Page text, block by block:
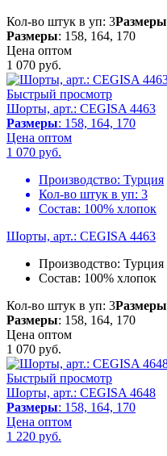
Кол-во штук в уп: 3Размеры
Размеры: 158, 164, 170
Цена оптом
1 070 руб.
Быстрый просмотр
Шорты, арт.: CEGISA 4463
Размеры: 158, 164, 170
Цена оптом
1 070 руб.
Производство: Турция
Кол-во штук в уп: 3
Состав: 100% хлопок
Шорты, арт.: CEGISA 4463
Производство: Турция
Состав: 100% хлопок
Кол-во штук в уп: 3Размеры
Размеры: 158, 164, 170
Цена оптом
1 070 руб.
Быстрый просмотр
Шорты, арт.: CEGISA 4648
Размеры: 158, 164, 170
Цена оптом
1 220 руб.